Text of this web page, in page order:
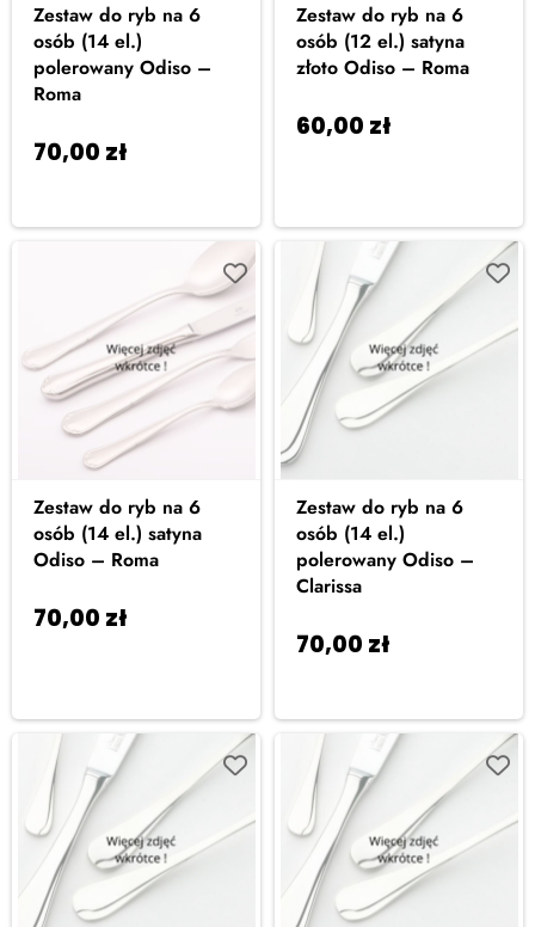
Zestaw do ryb na 6
osób (14 el.)
polerowany Odiso –
Roma
70,00 zł
Zestaw do ryb na 6
osób (12 el.) satyna
złoto Odiso – Roma
60,00 zł
Zestaw do ryb na 6
osób (14 el.) satyna
Odiso – Roma
70,00 zł
Zestaw do ryb na 6
osób (14 el.)
polerowany Odiso –
Clarissa
70,00 zł